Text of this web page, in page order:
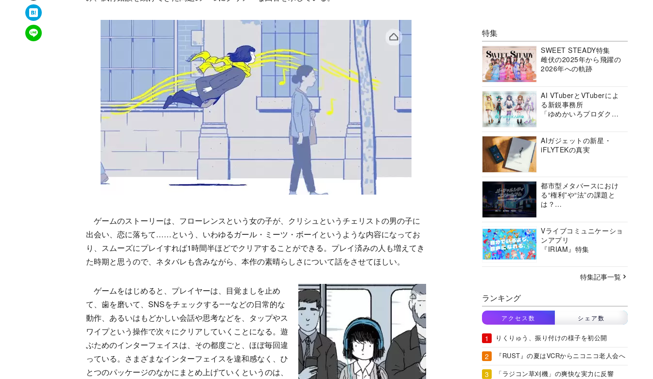
はてなブックマーク
LINEで送る
ゲームのストーリーは、フローレンスという女の子が、クリシュというチェリストの男の子に
出会い、恋に落ちて……という、いわゆるガール・ミーツ・ボーイというような内容になってお
り、スムーズにプレイすれば1時間半ほどでクリアすることができる。プレイ済みの人も増えてき
た時期と思うので、ネタバレも含みながら、本作の素晴らしさについて話をさせてほしい。
ゲームをはじめると、プレイヤーは、目覚ましを止め
て、歯を磨いて、SNSをチェックする――などの日常的な
動作、あるいはもどかしい会話や思考などを、タップやス
ワイプという操作で次々にクリアしていくことになる。遊
ぶためのインターフェイスは、その都度ごと、ほぼ毎回違
っている。さまざまなインターフェイスを違和感なく、ひ
とつのパッケージのなかにまとめ上げていくというのは、
特集
SWEET STEADY特集
雌伏の2025年から飛躍の
2026年への軌跡
AI VTuberとVTuberによ
る新鋭事務所
「ゆめかいろプロダクシ
AIガジェットの新星・
iFLYTEKの真実
都市型メタバースにおけ
る“権利”や“法”の課題と
は？
ーシアムの挑戦に迫る
Vライブコミュニケーショ
ンアプリ
『IRIAM』特集
特集記事一覧
ランキング
アクセス数 シェア数
りくりゅう、振り付けの様子を初公開
『RUST』の夏はVCRからニコニコ老人会へ
「ラジコン草刈機」の爽快な実力に反響